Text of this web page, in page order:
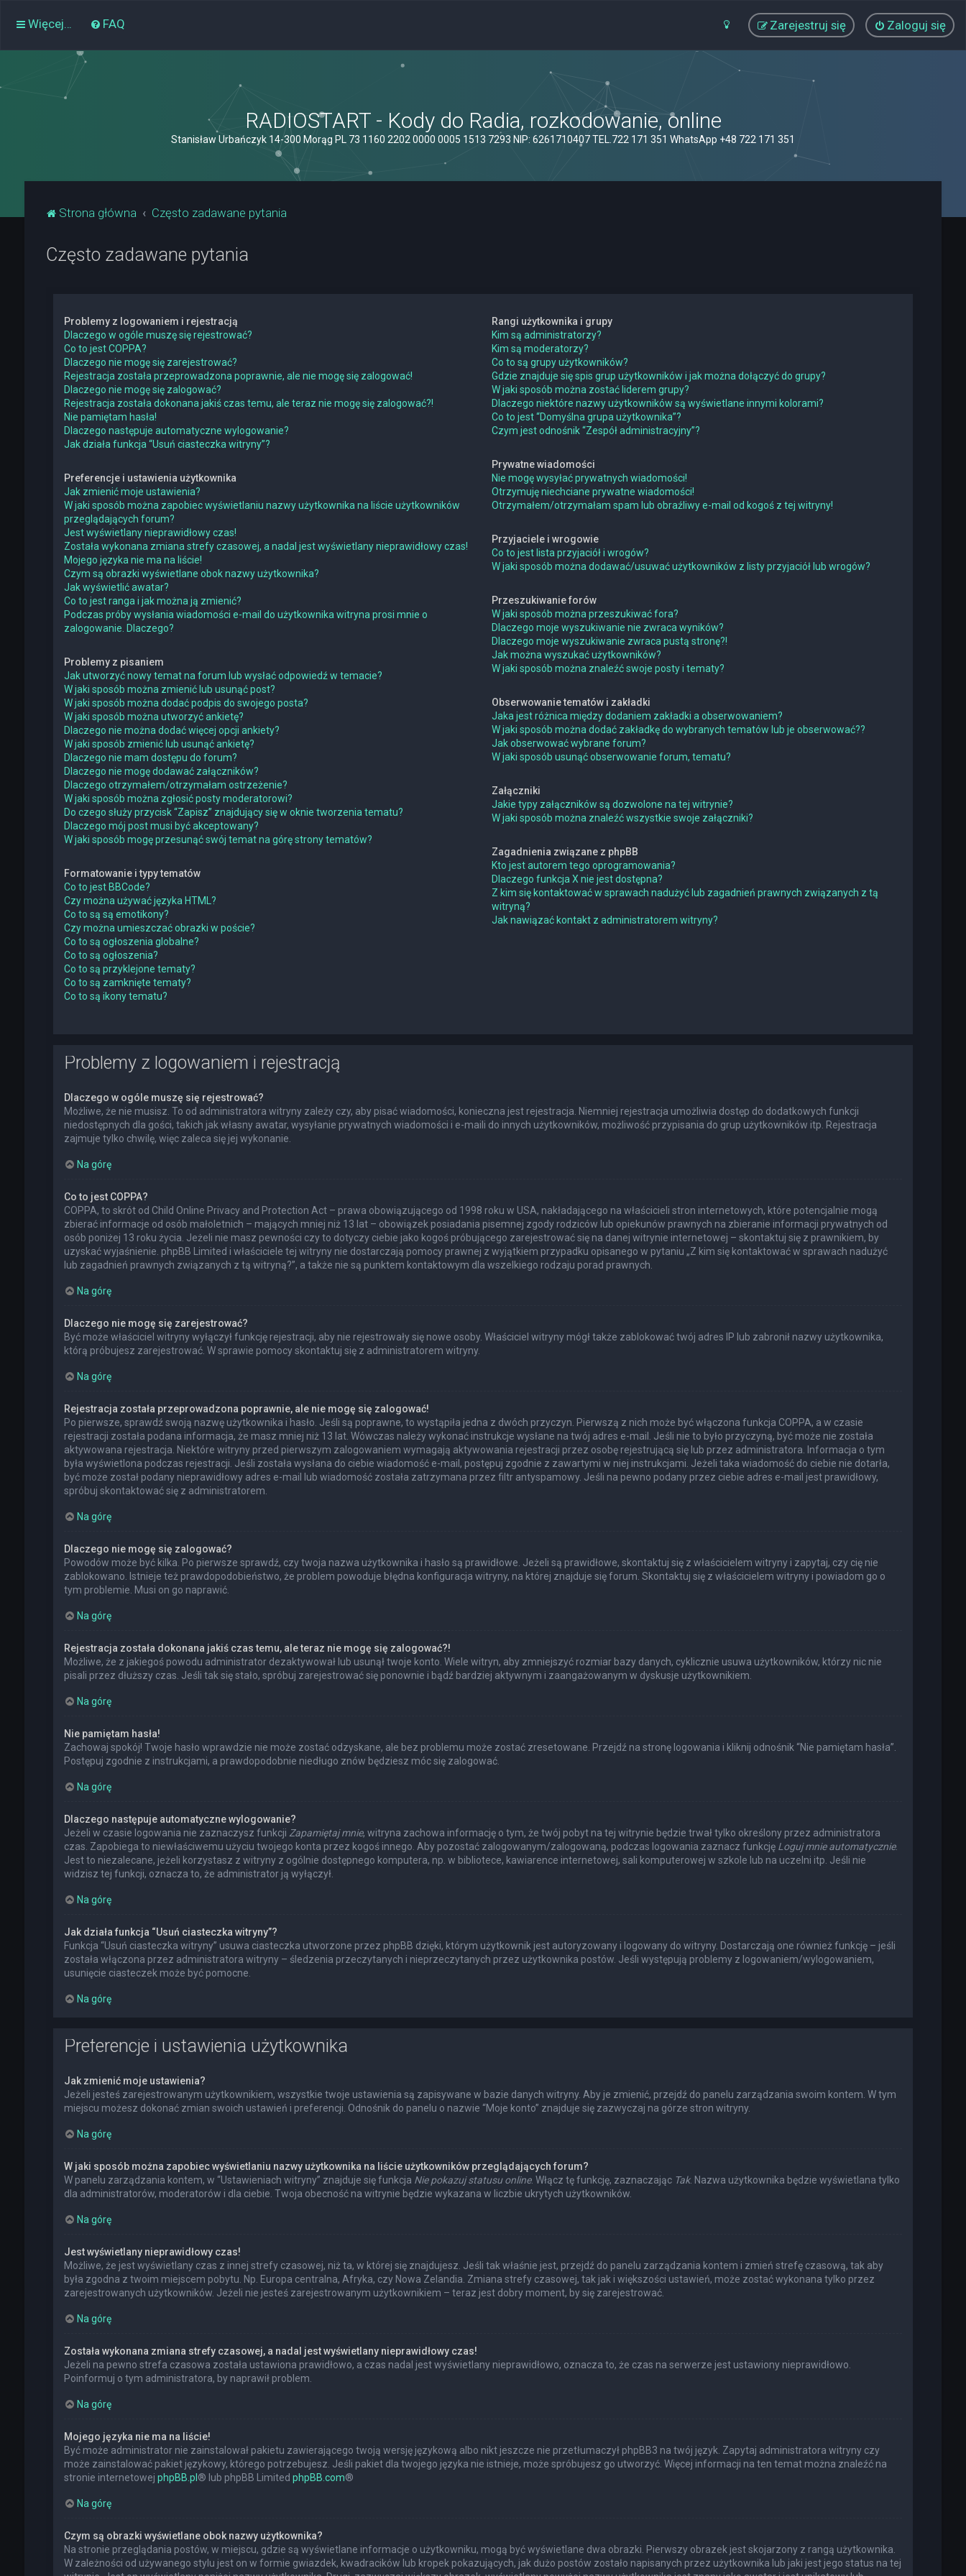
Więcej… FAQ Zaloguj się
Zarejestruj się
RADIOSTART - Kody do Radia, rozkodowanie, online
Stanisław Urbańczyk 14-300 Morąg PL 73 1160 2202 0000 0005 1513 7293 NIP: 6261710407 TEL.722 171 351 WhatsApp +48 722 171 351
Strona główna Często zadawane pytania
Często zadawane pytania
Problemy z logowaniem i rejestracją
Dlaczego w ogóle muszę się rejestrować?
Co to jest COPPA?
Dlaczego nie mogę się zarejestrować?
Rejestracja została przeprowadzona poprawnie, ale nie mogę się zalogować!
Dlaczego nie mogę się zalogować?
Rejestracja została dokonana jakiś czas temu, ale teraz nie mogę się zalogować?!
Nie pamiętam hasła!
Dlaczego następuje automatyczne wylogowanie?
Jak działa funkcja “Usuń ciasteczka witryny”?
Preferencje i ustawienia użytkownika
Jak zmienić moje ustawienia?
W jaki sposób można zapobiec wyświetlaniu nazwy użytkownika na liście użytkowników
przeglądających forum?
Jest wyświetlany nieprawidłowy czas!
Została wykonana zmiana strefy czasowej, a nadal jest wyświetlany nieprawidłowy czas!
Mojego języka nie ma na liście!
Czym są obrazki wyświetlane obok nazwy użytkownika?
Jak wyświetlić awatar?
Co to jest ranga i jak można ją zmienić?
Podczas próby wysłania wiadomości e-mail do użytkownika witryna prosi mnie o
zalogowanie. Dlaczego?
Problemy z pisaniem
Jak utworzyć nowy temat na forum lub wysłać odpowiedź w temacie?
W jaki sposób można zmienić lub usunąć post?
W jaki sposób można dodać podpis do swojego posta?
W jaki sposób można utworzyć ankietę?
Dlaczego nie można dodać więcej opcji ankiety?
W jaki sposób zmienić lub usunąć ankietę?
Dlaczego nie mam dostępu do forum?
Dlaczego nie mogę dodawać załączników?
Dlaczego otrzymałem/otrzymałam ostrzeżenie?
W jaki sposób można zgłosić posty moderatorowi?
Do czego służy przycisk “Zapisz” znajdujący się w oknie tworzenia tematu?
Dlaczego mój post musi być akceptowany?
W jaki sposób mogę przesunąć swój temat na górę strony tematów?
Formatowanie i typy tematów
Co to jest BBCode?
Czy można używać języka HTML?
Co to są są emotikony?
Czy można umieszczać obrazki w poście?
Co to są ogłoszenia globalne?
Co to są ogłoszenia?
Co to są przyklejone tematy?
Co to są zamknięte tematy?
Co to są ikony tematu?
Rangi użytkownika i grupy
Kim są administratorzy?
Kim są moderatorzy?
Co to są grupy użytkowników?
Gdzie znajduje się spis grup użytkowników i jak można dołączyć do grupy?
W jaki sposób można zostać liderem grupy?
Dlaczego niektóre nazwy użytkowników są wyświetlane innymi kolorami?
Co to jest “Domyślna grupa użytkownika”?
Czym jest odnośnik “Zespół administracyjny”?
Prywatne wiadomości
Nie mogę wysyłać prywatnych wiadomości!
Otrzymuję niechciane prywatne wiadomości!
Otrzymałem/otrzymałam spam lub obraźliwy e-mail od kogoś z tej witryny!
Przyjaciele i wrogowie
Co to jest lista przyjaciół i wrogów?
W jaki sposób można dodawać/usuwać użytkowników z listy przyjaciół lub wrogów?
Przeszukiwanie forów
W jaki sposób można przeszukiwać fora?
Dlaczego moje wyszukiwanie nie zwraca wyników?
Dlaczego moje wyszukiwanie zwraca pustą stronę?!
Jak można wyszukać użytkowników?
W jaki sposób można znaleźć swoje posty i tematy?
Obserwowanie tematów i zakładki
Jaka jest różnica między dodaniem zakładki a obserwowaniem?
W jaki sposób można dodać zakładkę do wybranych tematów lub je obserwować??
Jak obserwować wybrane forum?
W jaki sposób usunąć obserwowanie forum, tematu?
Załączniki
Jakie typy załączników są dozwolone na tej witrynie?
W jaki sposób można znaleźć wszystkie swoje załączniki?
Zagadnienia związane z phpBB
Kto jest autorem tego oprogramowania?
Dlaczego funkcja X nie jest dostępna?
Z kim się kontaktować w sprawach nadużyć lub zagadnień prawnych związanych z tą
witryną?
Jak nawiązać kontakt z administratorem witryny?
Problemy z logowaniem i rejestracją
Dlaczego w ogóle muszę się rejestrować?
Możliwe, że nie musisz. To od administratora witryny zależy czy, aby pisać wiadomości, konieczna jest rejestracja. Niemniej rejestracja umożliwia dostęp do dodatkowych funkcji
niedostępnych dla gości, takich jak własny awatar, wysyłanie prywatnych wiadomości i e-maili do innych użytkowników, możliwość przypisania do grup użytkowników itp. Rejestracja
zajmuje tylko chwilę, więc zaleca się jej wykonanie.
Na górę
Co to jest COPPA?
COPPA, to skrót od Child Online Privacy and Protection Act – prawa obowiązującego od 1998 roku w USA, nakładającego na właścicieli stron internetowych, które potencjalnie mogą
zbierać informacje od osób małoletnich – mających mniej niż 13 lat – obowiązek posiadania pisemnej zgody rodziców lub opiekunów prawnych na zbieranie informacji prywatnych od
osób poniżej 13 roku życia. Jeżeli nie masz pewności czy to dotyczy ciebie jako kogoś próbującego zarejestrować się na danej witrynie internetowej – skontaktuj się z prawnikiem, by
uzyskać wyjaśnienie. phpBB Limited i właściciele tej witryny nie dostarczają pomocy prawnej z wyjątkiem przypadku opisanego w pytaniu „Z kim się kontaktować w sprawach nadużyć
lub zagadnień prawnych związanych z tą witryną?”, a także nie są punktem kontaktowym dla wszelkiego rodzaju porad prawnych.
Na górę
Dlaczego nie mogę się zarejestrować?
Być może właściciel witryny wyłączył funkcję rejestracji, aby nie rejestrowały się nowe osoby. Właściciel witryny mógł także zablokować twój adres IP lub zabronił nazwy użytkownika,
którą próbujesz zarejestrować. W sprawie pomocy skontaktuj się z administratorem witryny.
Na górę
Rejestracja została przeprowadzona poprawnie, ale nie mogę się zalogować!
Po pierwsze, sprawdź swoją nazwę użytkownika i hasło. Jeśli są poprawne, to wystąpiła jedna z dwóch przyczyn. Pierwszą z nich może być włączona funkcja COPPA, a w czasie
rejestracji została podana informacja, że masz mniej niż 13 lat. Wówczas należy wykonać instrukcje wysłane na twój adres e-mail. Jeśli nie to było przyczyną, być może nie została
aktywowana rejestracja. Niektóre witryny przed pierwszym zalogowaniem wymagają aktywowania rejestracji przez osobę rejestrującą się lub przez administratora. Informacja o tym
była wyświetlona podczas rejestracji. Jeśli została wysłana do ciebie wiadomość e-mail, postępuj zgodnie z zawartymi w niej instrukcjami. Jeżeli taka wiadomość do ciebie nie dotarła,
być może został podany nieprawidłowy adres e-mail lub wiadomość została zatrzymana przez filtr antyspamowy. Jeśli na pewno podany przez ciebie adres e-mail jest prawidłowy,
spróbuj skontaktować się z administratorem.
Na górę
Dlaczego nie mogę się zalogować?
Powodów może być kilka. Po pierwsze sprawdź, czy twoja nazwa użytkownika i hasło są prawidłowe. Jeżeli są prawidłowe, skontaktuj się z właścicielem witryny i zapytaj, czy cię nie
zablokowano. Istnieje też prawdopodobieństwo, że problem powoduje błędna konfiguracja witryny, na której znajduje się forum. Skontaktuj się z właścicielem witryny i powiadom go o
tym problemie. Musi on go naprawić.
Na górę
Rejestracja została dokonana jakiś czas temu, ale teraz nie mogę się zalogować?!
Możliwe, że z jakiegoś powodu administrator dezaktywował lub usunął twoje konto. Wiele witryn, aby zmniejszyć rozmiar bazy danych, cyklicznie usuwa użytkowników, którzy nic nie
pisali przez dłuższy czas. Jeśli tak się stało, spróbuj zarejestrować się ponownie i bądź bardziej aktywnym i zaangażowanym w dyskusje użytkownikiem.
Na górę
Nie pamiętam hasła!
Zachowaj spokój! Twoje hasło wprawdzie nie może zostać odzyskane, ale bez problemu może zostać zresetowane. Przejdź na stronę logowania i kliknij odnośnik “Nie pamiętam hasła”.
Postępuj zgodnie z instrukcjami, a prawdopodobnie niedługo znów będziesz móc się zalogować.
Na górę
Dlaczego następuje automatyczne wylogowanie?
Jeżeli w czasie logowania nie zaznaczysz funkcji Zapamiętaj mnie, witryna zachowa informację o tym, że twój pobyt na tej witrynie będzie trwał tylko określony przez administratora
czas. Zapobiega to niewłaściwemu użyciu twojego konta przez kogoś innego. Aby pozostać zalogowanym/zalogowaną, podczas logowania zaznacz funkcję Loguj mnie automatycznie.
Jest to niezalecane, jeżeli korzystasz z witryny z ogólnie dostępnego komputera, np. w bibliotece, kawiarence internetowej, sali komputerowej w szkole lub na uczelni itp. Jeśli nie
widzisz tej funkcji, oznacza to, że administrator ją wyłączył.
Na górę
Jak działa funkcja “Usuń ciasteczka witryny”?
Funkcja “Usuń ciasteczka witryny” usuwa ciasteczka utworzone przez phpBB dzięki, którym użytkownik jest autoryzowany i logowany do witryny. Dostarczają one również funkcję – jeśli
została włączona przez administratora witryny – śledzenia przeczytanych i nieprzeczytanych przez użytkownika postów. Jeśli występują problemy z logowaniem/wylogowaniem,
usunięcie ciasteczek może być pomocne.
Na górę
Preferencje i ustawienia użytkownika
Jak zmienić moje ustawienia?
Jeżeli jesteś zarejestrowanym użytkownikiem, wszystkie twoje ustawienia są zapisywane w bazie danych witryny. Aby je zmienić, przejdź do panelu zarządzania swoim kontem. W tym
miejscu możesz dokonać zmian swoich ustawień i preferencji. Odnośnik do panelu o nazwie “Moje konto” znajduje się zazwyczaj na górze stron witryny.
Na górę
W jaki sposób można zapobiec wyświetlaniu nazwy użytkownika na liście użytkowników przeglądających forum?
W panelu zarządzania kontem, w “Ustawieniach witryny” znajduje się funkcja Nie pokazuj statusu online. Włącz tę funkcję, zaznaczając Tak. Nazwa użytkownika będzie wyświetlana tylko
dla administratorów, moderatorów i dla ciebie. Twoja obecność na witrynie będzie wykazana w liczbie ukrytych użytkowników.
Na górę
Jest wyświetlany nieprawidłowy czas!
Możliwe, że jest wyświetlany czas z innej strefy czasowej, niż ta, w której się znajdujesz. Jeśli tak właśnie jest, przejdź do panelu zarządzania kontem i zmień strefę czasową, tak aby
była zgodna z twoim miejscem pobytu. Np. Europa centralna, Afryka, czy Nowa Zelandia. Zmiana strefy czasowej, tak jak i większości ustawień, może zostać wykonana tylko przez
zarejestrowanych użytkowników. Jeżeli nie jesteś zarejestrowanym użytkownikiem – teraz jest dobry moment, by się zarejestrować.
Na górę
Została wykonana zmiana strefy czasowej, a nadal jest wyświetlany nieprawidłowy czas!
Jeżeli na pewno strefa czasowa została ustawiona prawidłowo, a czas nadal jest wyświetlany nieprawidłowo, oznacza to, że czas na serwerze jest ustawiony nieprawidłowo.
Poinformuj o tym administratora, by naprawił problem.
Na górę
Mojego języka nie ma na liście!
Być może administrator nie zainstalował pakietu zawierającego twoją wersję językową albo nikt jeszcze nie przetłumaczył phpBB3 na twój język. Zapytaj administratora witryny czy
może zainstalować pakiet językowy, którego potrzebujesz. Jeśli pakiet dla twojego języka nie istnieje, może spróbujesz go utworzyć. Więcej informacji na ten temat można znaleźć na
stronie internetowej phpBB.pl ® lub phpBB Limited phpBB.com®
Na górę
Czym są obrazki wyświetlane obok nazwy użytkownika?
Na stronie przeglądania postów, w miejscu, gdzie są wyświetlane informacje o użytkowniku, mogą być wyświetlane dwa obrazki. Pierwszy obrazek jest skojarzony z rangą użytkownika.
W zależności od używanego stylu jest on w formie gwiazdek, kwadracików lub kropek pokazujących, jak dużo postów zostało napisanych przez użytkownika lub jaki jest jego status na tej